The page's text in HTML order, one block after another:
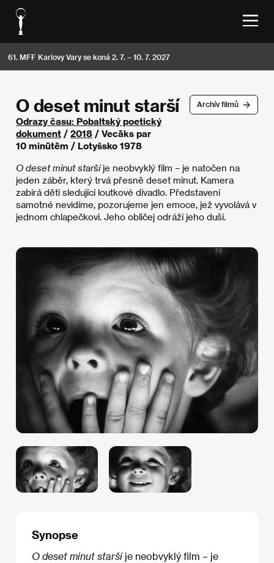
61. MFF Karlovy Vary se koná 2. 7. – 10. 7. 2027
Archív filmů
O deset minut starší
Odrazy času: Pobaltský poetický
dokument / 2018 / Vecāks par
10 minūtēm / Lotyšsko 1978
O deset minut staršíje neobvyklý film – je natočen na
jeden záběr, který trvá přesně deset minut. Kamera
zabírá děti sledující loutkové divadlo. Představení
samotné nevidíme, pozorujeme jen emoce, jež vyvolává v
jednom chlapečkovi. Jeho obličej odráží jeho duši.
Synopse
O deset minut staršíje neobvyklý film – je